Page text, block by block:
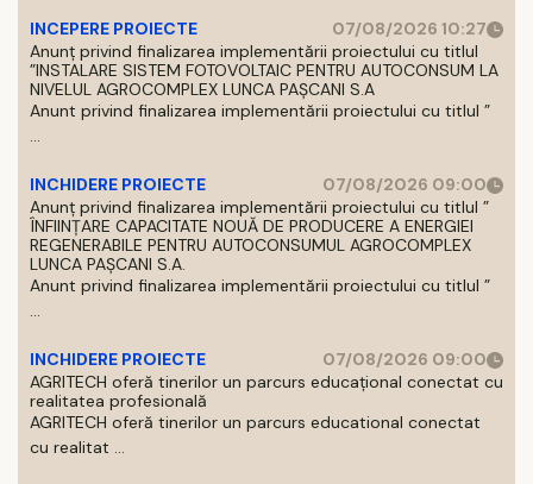
INCEPERE PROIECTE
07/08/2026 10:27
Anunț privind finalizarea implementării proiectului cu titlul
”INSTALARE SISTEM FOTOVOLTAIC PENTRU AUTOCONSUM LA
NIVELUL AGROCOMPLEX LUNCA PAȘCANI S.A
Anunt privind finalizarea implementării proiectului cu titlul ”
...
INCHIDERE PROIECTE
07/08/2026 09:00
Anunț privind finalizarea implementării proiectului cu titlul ”
ÎNFIINȚARE CAPACITATE NOUĂ DE PRODUCERE A ENERGIEI
REGENERABILE PENTRU AUTOCONSUMUL AGROCOMPLEX
LUNCA PAȘCANI S.A.
Anunt privind finalizarea implementării proiectului cu titlul ”
...
INCHIDERE PROIECTE
07/08/2026 09:00
AGRITECH oferă tinerilor un parcurs educațional conectat cu
realitatea profesională
AGRITECH oferă tinerilor un parcurs educational conectat
cu realitat ...